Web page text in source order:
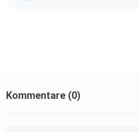
Kommentare (0)